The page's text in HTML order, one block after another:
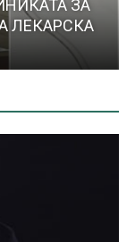
ЗА
ЛЕКАРСКА